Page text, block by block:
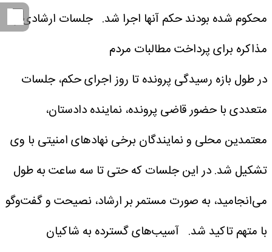
محکوم شده بودند حکم آنها اجرا شد. جلسات ارشادی و
مذاکره برای پرداخت مطالبات مردم
در طول بازه رسیدگی پرونده تا روز اجرای حکم، جلسات
متعددی با حضور قاضی پرونده، نماینده دادستان،
معتمدین محلی و نمایندگان برخی نهاد‌های امنیتی با وی
تشکیل شد. در این جلسات که حتی تا سه ساعت به طول
می‌انجامید، به صورت مستمر بر ارشاد، نصیحت و گفت‌و‌گو
با متهم تاکید شد. آسیب‌های گسترده به شاکیان